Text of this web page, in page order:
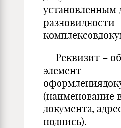
установленным
разновидности
Реквизит –
элемент
(наименование
документа,
подпись).